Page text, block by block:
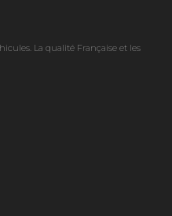
La qualité Française et les